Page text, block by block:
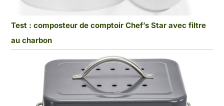
Test : composteur de comptoir Chef’s Star avec filtre
au charbon